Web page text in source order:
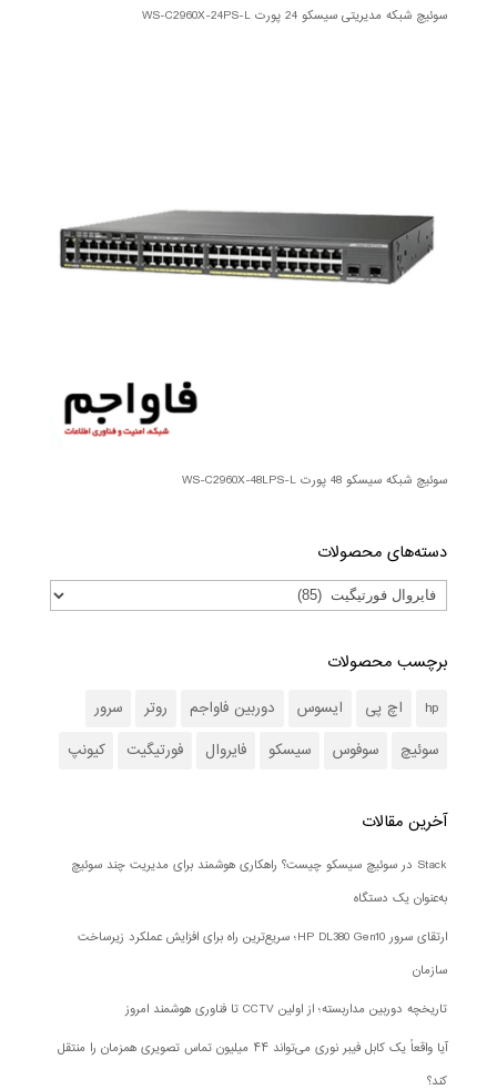
سوئیچ شبکه مدیریتی سیسکو 24 پورت WS-C2960X-24PS-L
سوئیچ شبکه سیسکو 48 پورت WS-C2960X-48LPS-L
دسته‌های محصولات
برچسب محصولات
hp اچ پی ایسوس دوربین فاواجم روتر
سرور
سوئیچ
سوفوس سیسکو فایروال فورتیگیت کیونپ
آخرین مقالات
Stack در سوئیچ سیسکو چیست؟ راهکاری هوشمند برای مدیریت چند سوئیچ
به‌عنوان یک دستگاه
ارتقای سرور HP DL380 Gen10؛ سریع‌ترین راه برای افزایش عملکرد زیرساخت
سازمان
تاریخچه دوربین مداربسته؛ از اولین CCTV تا فناوری هوشمند امروز
آیا واقعاً یک کابل فیبر نوری می‌تواند ۴۴ میلیون تماس تصویری همزمان را منتقل
کند؟